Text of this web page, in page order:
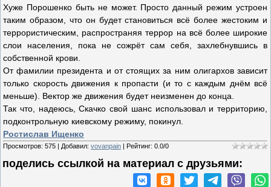
Хуже Порошенко быть не может. Просто данный режим устроен
таким образом, что он будет становиться всё более жестоким и
террористическим, распространяя террор на всё более широкие
слои населения, пока не сожрёт сам себя, захлебнувшись в
собственной крови.
От фамилии президента и от стоящих за ним олигархов зависит
только скорость движения к пропасти (и то с каждым днём всё
меньше). Вектор же движения будет неизменен до конца.
Так что, надеюсь, Скачко свой шанс использовал и территорию,
подконтрольную киевскому режиму, покинул.
Ростислав Ищенко
Просмотров: 575 | Добавил: vovanpain | Рейтинг: 0.0/0
поделись ссылкой на материал c друзьями: